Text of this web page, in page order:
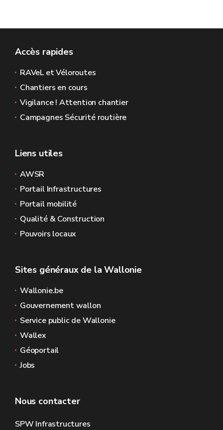
Accès rapides
RAVeL et Véloroutes
Chantiers en cours
Vigilance ! Attention chantier
Campagnes Sécurité routière
Liens utiles
AWSR
Portail Infrastructures
Portail mobilité
Qualité & Construction
Pouvoirs locaux
Sites généraux de la Wallonie
Wallonie.be
Gouvernement wallon
Service public de Wallonie
Wallex
Géoportail
Jobs
Nous contacter
SPW Infrastructures